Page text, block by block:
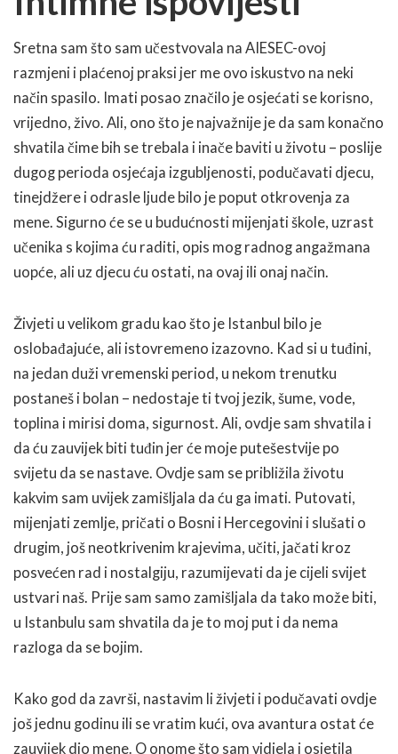
Sretna sam što sam učestvovala na AIESEC-ovoj
razmjeni i plaćenoj praksi jer me ovo iskustvo na neki
način spasilo. Imati posao značilo je osjećati se korisno,
vrijedno, živo. Ali, ono što je najvažnije je da sam konačno
shvatila čime bih se trebala i inače baviti u životu – poslije
dugog perioda osjećaja izgubljenosti, podučavati djecu,
tinejdžere i odrasle ljude bilo je poput otkrovenja za
mene. Sigurno će se u budućnosti mijenjati škole, uzrast
učenika s kojima ću raditi, opis mog radnog angažmana
uopće, ali uz djecu ću ostati, na ovaj ili onaj način.
Živjeti u velikom gradu kao što je Istanbul bilo je
oslobađajuće, ali istovremeno izazovno. Kad si u tuđini,
na jedan duži vremenski period, u nekom trenutku
postaneš i bolan – nedostaje ti tvoj jezik, šume, vode,
toplina i mirisi doma, sigurnost. Ali, ovdje sam shvatila i
da ću zauvijek biti tuđin jer će moje putešestvije po
svijetu da se nastave. Ovdje sam se približila životu
kakvim sam uvijek zamišljala da ću ga imati. Putovati,
mijenjati zemlje, pričati o Bosni i Hercegovini i slušati o
drugim, još neotkrivenim krajevima, učiti, jačati kroz
posvećen rad i nostalgiju, razumijevati da je cijeli svijet
ustvari naš. Prije sam samo zamišljala da tako može biti,
u Istanbulu sam shvatila da je to moj put i da nema
razloga da se bojim.
Kako god da završi, nastavim li živjeti i podučavati ovdje
još jednu godinu ili se vratim kući, ova avantura ostat će
zauvijek dio mene. O onome što sam vidjela i osjetila